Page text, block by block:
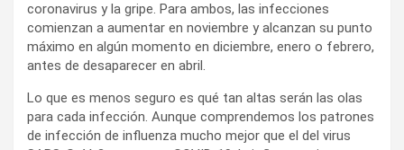
coronavirus y la gripe. Para ambos, las infecciones
comienzan a aumentar en noviembre y alcanzan su punto
máximo en algún momento en diciembre, enero o febrero,
antes de desaparecer en abril.
Lo que es menos seguro es qué tan altas serán las olas
para cada infección. Aunque comprendemos los patrones
de infección de influenza mucho mejor que el del virus